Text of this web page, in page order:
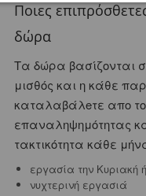
Ποιες
δώρα
Τα δώρα βασίζονται
μισθός και η κάθε
καταλαβάλeτε απο
επαναληψημότητας
τακτικότητα κάθε
εργασία την Κυριακή
νυχτερινή εργασιά